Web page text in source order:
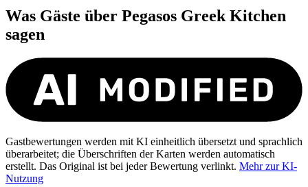
Was Gäste über Pegasos Greek Kitchen
sagen
Gastbewertungen werden mit KI einheitlich übersetzt und sprachlich
überarbeitet; die Überschriften der Karten werden automatisch
erstellt. Das Original ist bei jeder Bewertung verlinkt. Mehr zur KI-
Nutzung